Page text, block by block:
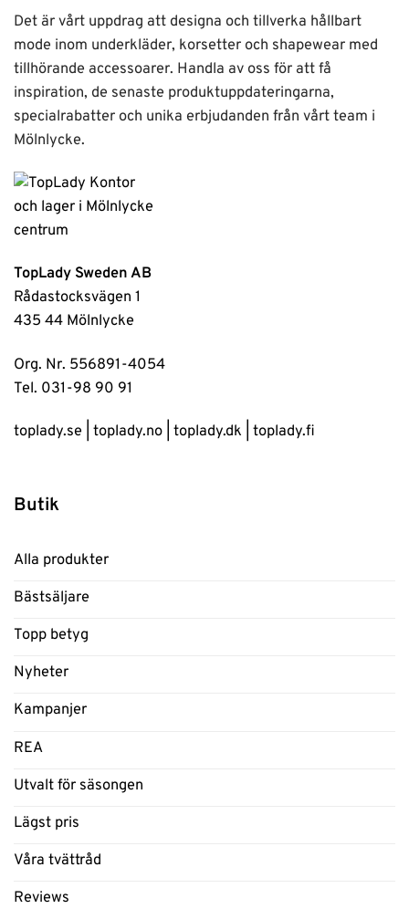
Det är vårt uppdrag att designa och tillverka hållbart
mode inom underkläder, korsetter och shapewear med
tillhörande accessoarer. Handla av oss för att få
inspiration, de senaste produktuppdateringarna,
specialrabatter och unika erbjudanden från vårt team i
Mölnlycke.
TopLady Sweden AB
Rådastocksvägen 1
435 44 Mölnlycke
Org. Nr. 556891-4054
Tel. 031-98 90 91
toplady.se toplady.no toplady.dk toplady.fi
Butik
Alla produkter
Bästsäljare
Topp betyg
Nyheter
Kampanjer
REA
Utvalt för säsongen
Lägst pris
Våra tvättråd
Reviews